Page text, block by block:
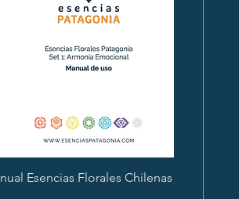
Esencias Florales Chilenas